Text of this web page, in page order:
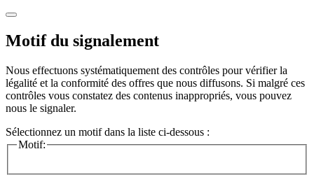
Motif du signalement
Nous effectuons systématiquement des contrôles pour vérifier la
légalité et la conformité des offres que nous diffusons. Si malgré ces
contrôles vous constatez des contenus inappropriés, vous pouvez
nous le signaler.
Sélectionnez un motif dans la liste ci-dessous :
Motif: